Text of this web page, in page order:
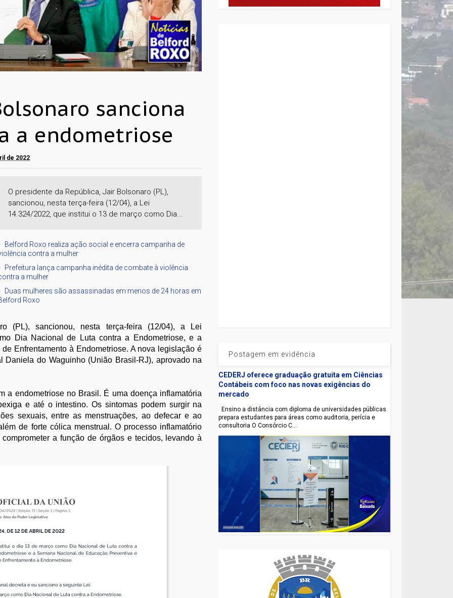
sanciona
a endometriose
de 2022
O presidente da República, Jair Bolsonaro (PL),
sancionou, nesta terça-feira (12/04), a Lei
14.324/2022, que institui o 13 de março como Dia...
Belford Roxo realiza ação social e encerra campanha de
contra a mulher
Prefeitura lança campanha inédita de combate à violência
a mulher
Duas mulheres são assassinadas em menos de 24 horas em
Roxo
(PL), sancionou, nesta terça-feira (12/04), a Lei
Dia Nacional de Luta contra a Endometriose, e a
Enfrentamento à Endometriose. A nova legislação é
do Waguinho (União Brasil-RJ), aprovado na
a endometriose no Brasil. É uma doença inflamatória
e até o intestino. Os sintomas podem surgir na
sexuais, entre as menstruações, ao defecar e ao
de forte cólica menstrual. O processo inflamatório
a função de órgãos e tecidos, levando à
Postagem em evidência
CEDERJ oferece graduação gratuita em Ciências
Contábeis com foco nas novas exigências do
mercado
Ensino a distância com diploma de universidades públicas
prepara estudantes para áreas como auditoria, perícia e
consultoria O Consórcio C...